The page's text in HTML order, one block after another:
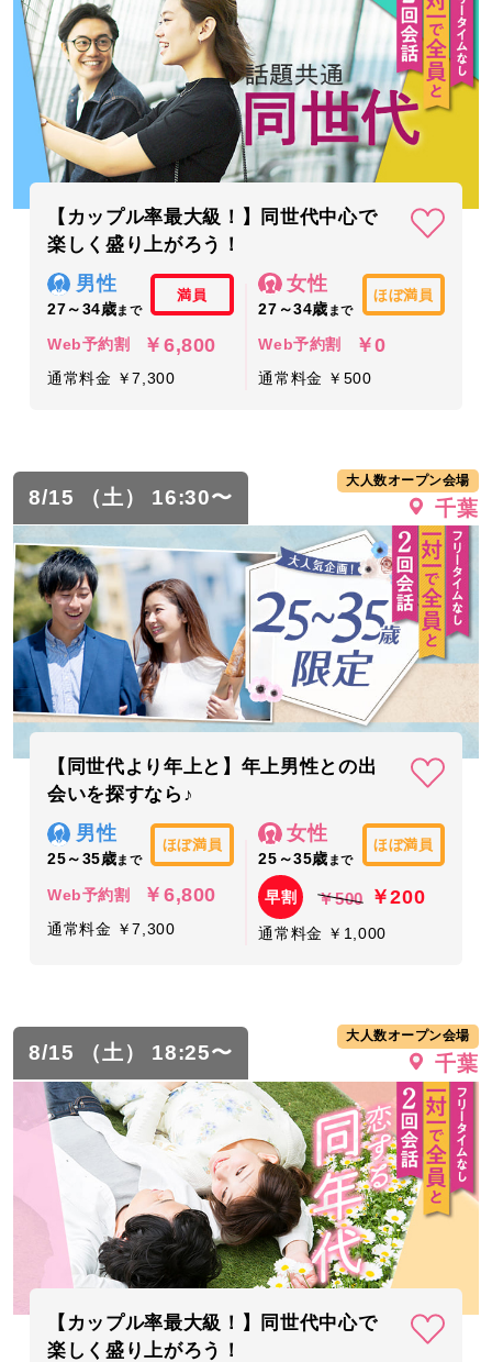
【カップル率最大級！】同世代中心で
楽しく盛り上がろう！
男性
27～34歳まで
満員
Web予約割 ￥6,800
通常料金 ￥7,300
女性
27～34歳 まで
ほぼ満員
Web予約割 ￥0
通常料金 ￥500
8/15 （土） 16:30〜
大人数オープン会場
千葉
【同世代より年上と】年上男性との出
会いを探すなら♪
男性
25～35歳まで
ほぼ満員
Web予約割 ￥6,800
通常料金 ￥7,300
女性
25～35歳 まで
ほぼ満員
早割 ￥500 ￥200
通常料金 ￥1,000
8/15 （土） 18:25〜
大人数オープン会場
千葉
【カップル率最大級！】同世代中心で
楽しく盛り上がろう！